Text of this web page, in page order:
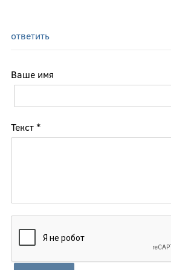
ответить
Ваше имя
Текст *